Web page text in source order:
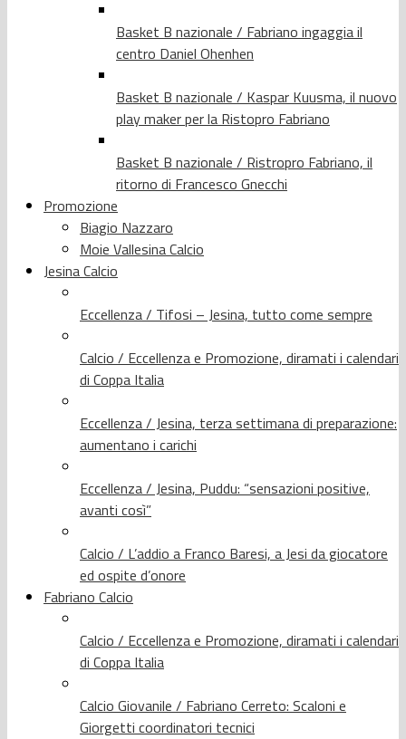
Basket B nazionale / Fabriano ingaggia il
centro Daniel Ohenhen
Basket B nazionale / Kaspar Kuusma, il nuovo
play maker per la Ristopro Fabriano
Basket B nazionale / Ristropro Fabriano, il
ritorno di Francesco Gnecchi
Promozione
Biagio Nazzaro
Moie Vallesina Calcio
Jesina Calcio
Eccellenza / Tifosi – Jesina, tutto come sempre
Calcio / Eccellenza e Promozione, diramati i calendari
di Coppa Italia
Eccellenza / Jesina, terza settimana di preparazione:
aumentano i carichi
Eccellenza / Jesina, Puddu: “sensazioni positive,
avanti così”
Calcio / L’addio a Franco Baresi, a Jesi da giocatore
ed ospite d’onore
Fabriano Calcio
Calcio / Eccellenza e Promozione, diramati i calendari
di Coppa Italia
Calcio Giovanile / Fabriano Cerreto: Scaloni e
Giorgetti coordinatori tecnici